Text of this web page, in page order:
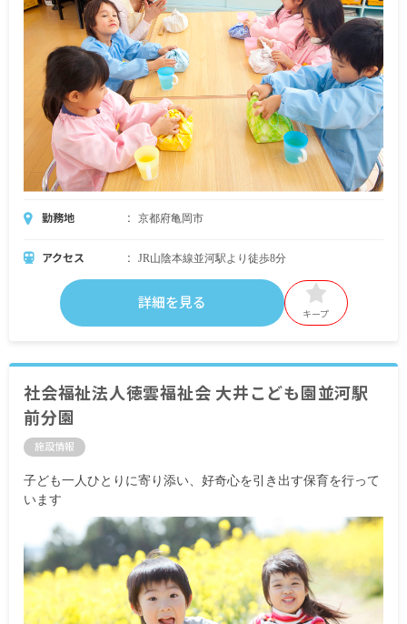
勤務地 京都府亀岡市
アクセス JR山陰本線並河駅より徒歩8分
詳細を見る
キープ
社会福祉法人徳雲福祉会 大井こども園並河駅
前分園
施設情報
子ども一人ひとりに寄り添い、好奇心を引き出す保育を行って
います